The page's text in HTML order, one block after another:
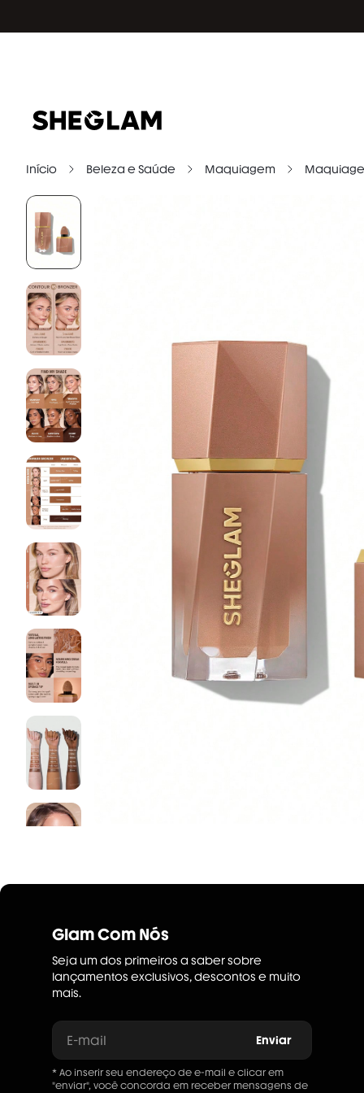
Início Beleza e Saúde Maquiagem
Glam Com Nós
Seja um dos primeiros a saber sobre
lançamentos exclusivos, descontos e muito
mais.
E-mail Enviar
* Ao inserir seu endereço de e-mail e clicar em
"enviar", você concorda em receber mensagens de